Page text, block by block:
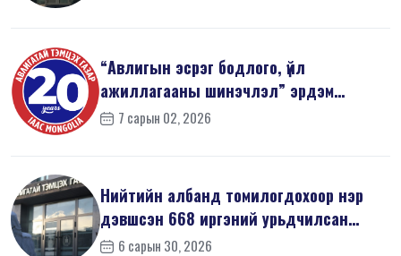
“Авлигын эсрэг бодлого, үйл
ажиллагааны шинэчлэл” эрдэм
шинжилгээний б...
7 сарын 02, 2026
Нийтийн албанд томилогдохоор нэр
дэвшсэн 668 иргэний урьдчилсан
мэдүүл...
6 сарын 30, 2026